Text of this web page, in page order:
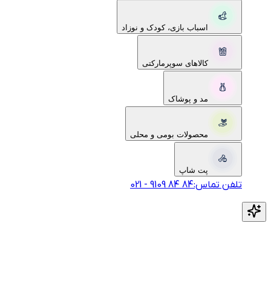
اسباب بازی، کودک و نوزاد
کالاهای سوپرمارکتی
مد و پوشاک
محصولات بومی و محلی
پت شاپ
تلفن تماس: 021-‎9109‎ ‎84‎ ‎84‎